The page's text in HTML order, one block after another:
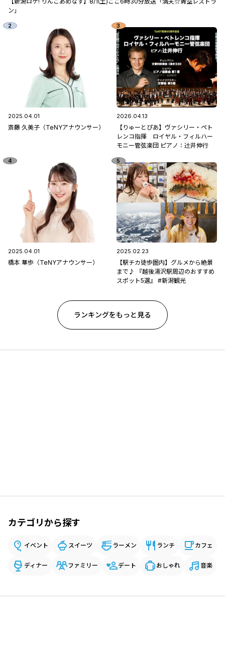
ン」
2025.04.01
斎藤 久美子（TeNYアナウンサー）
2026.04.13
【りゅーとぴあ】ヴァシリー・ペト
レンコ指揮 ロイヤル・フィルハー
モニー管弦楽団 ピアノ：辻󠄀井伸行
2025.04.01
橋本 華歩（TeNYアナウンサー）
2025.02.23
【駅チカ徒歩圏内】グルメから絶景
まで♪ 『越後湯沢駅周辺のおすすめ
スポット5選』 #新潟観光
ランキングをもっと見る
カテゴリから探す
イベント スイーツ ラーメン ランチ カフェ
ディナー ファミリー デート おしゃれ 音楽